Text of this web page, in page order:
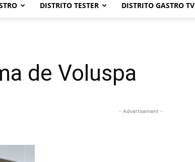
DISTRITO TESTER DISTRITO GASTRO TV
de Voluspa
- Advertisement -